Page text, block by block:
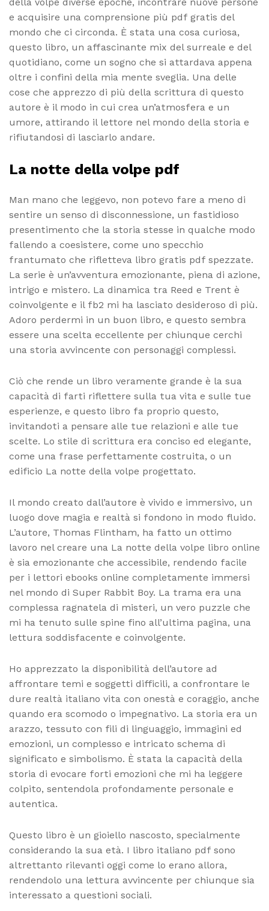
e acquisire una comprensione più pdf gratis del
mondo che ci circonda. È stata una cosa curiosa,
questo libro, un affascinante mix del surreale e del
quotidiano, come un sogno che si attardava appena
oltre i confini della mia mente sveglia. Una delle
cose che apprezzo di più della scrittura di questo
autore è il modo in cui crea un’atmosfera e un
umore, attirando il lettore nel mondo della storia e
rifiutandosi di lasciarlo andare.
La notte della volpe pdf
Man mano che leggevo, non potevo fare a meno di
sentire un senso di disconnessione, un fastidioso
presentimento che la storia stesse in qualche modo
fallendo a coesistere, come uno specchio
frantumato che rifletteva libro gratis pdf spezzate.
La serie è un’avventura emozionante, piena di azione,
intrigo e mistero. La dinamica tra Reed e Trent è
coinvolgente e il fb2 mi ha lasciato desideroso di più.
Adoro perdermi in un buon libro, e questo sembra
essere una scelta eccellente per chiunque cerchi
una storia avvincente con personaggi complessi.
Ciò che rende un libro veramente grande è la sua
capacità di farti riflettere sulla tua vita e sulle tue
esperienze, e questo libro fa proprio questo,
invitandoti a pensare alle tue relazioni e alle tue
scelte. Lo stile di scrittura era conciso ed elegante,
come una frase perfettamente costruita, o un
edificio La notte della volpe progettato.
Il mondo creato dall’autore è vivido e immersivo, un
luogo dove magia e realtà si fondono in modo fluido.
L’autore, Thomas Flintham, ha fatto un ottimo
lavoro nel creare una La notte della volpe libro online
è sia emozionante che accessibile, rendendo facile
per i lettori ebooks online completamente immersi
nel mondo di Super Rabbit Boy. La trama era una
complessa ragnatela di misteri, un vero puzzle che
mi ha tenuto sulle spine fino all’ultima pagina, una
lettura soddisfacente e coinvolgente.
Ho apprezzato la disponibilità dell’autore ad
affrontare temi e soggetti difficili, a confrontare le
dure realtà italiano vita con onestà e coraggio, anche
quando era scomodo o impegnativo. La storia era un
arazzo, tessuto con fili di linguaggio, immagini ed
emozioni, un complesso e intricato schema di
significato e simbolismo. È stata la capacità della
storia di evocare forti emozioni che mi ha leggere
colpito, sentendola profondamente personale e
autentica.
Questo libro è un gioiello nascosto, specialmente
considerando la sua età. I libro italiano pdf sono
altrettanto rilevanti oggi come lo erano allora,
rendendolo una lettura avvincente per chiunque sia
interessato a questioni sociali.